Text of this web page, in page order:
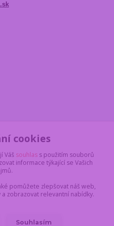
cookies
Váš souhlas s použitím souborů
informace týkající se Vašich
pomůžete zlepšovat náš web,
zobrazovat relevantní nabídky.
Souhlasím